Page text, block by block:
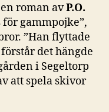
roman avP.O.
gammpojke”,
”Han flyttade
det hängde
i Segeltorp
att spela skivor